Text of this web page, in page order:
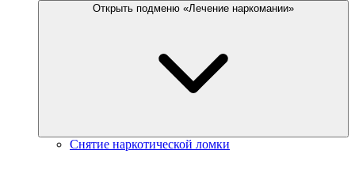
Открыть подменю «Лечение наркомании»
Снятие наркотической ломки